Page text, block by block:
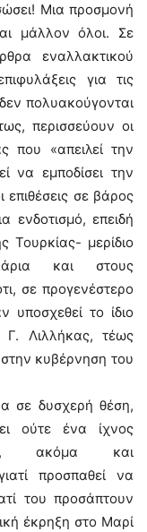
Μια προσμονή
μάλλον όλοι. Σε
εναλλακτικού
για τις
πολυακούγονται
περισσεύουν οι
που «απειλεί την
να εμποδίσει την
σε βάρος
ενδοτισμό, επειδή
Τουρκίας- μερίδιο
και στους
σε προγενέστερο
υποσχεθεί το ίδιο
Λιλλήκας, τέως
κυβέρνηση του
σε δυσχερή θέση,
ούτε ένα ίχνος
ακόμα και
προσπαθεί να
του προσάπτουν
έκρηξη στο Μαρί